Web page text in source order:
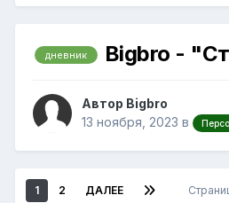
дневник Bigbro -
Автор Bigbro
13 ноября, 2023 в
1 2 ДАЛЕЕ